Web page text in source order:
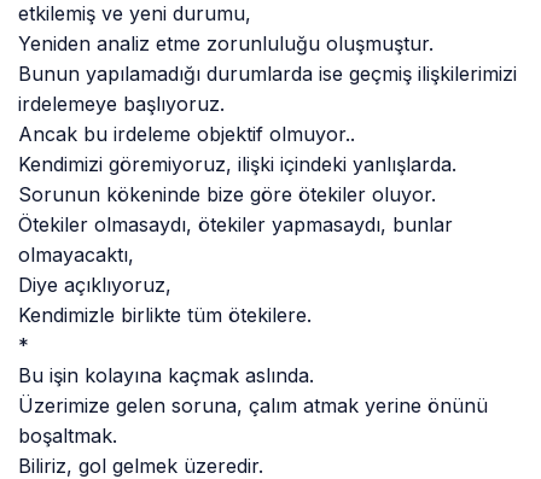
etkilemiş ve yeni durumu,
Yeniden analiz etme zorunluluğu oluşmuştur.
Bunun yapılamadığı durumlarda ise geçmiş ilişkilerimizi
irdelemeye başlıyoruz.
Ancak bu irdeleme objektif olmuyor..
Kendimizi göremiyoruz, ilişki içindeki yanlışlarda.
Sorunun kökeninde bize göre ötekiler oluyor.
Ötekiler olmasaydı, ötekiler yapmasaydı, bunlar
olmayacaktı,
Diye açıklıyoruz,
Kendimizle birlikte tüm ötekilere.
*
Bu işin kolayına kaçmak aslında.
Üzerimize gelen soruna, çalım atmak yerine önünü
boşaltmak.
Biliriz, gol gelmek üzeredir.